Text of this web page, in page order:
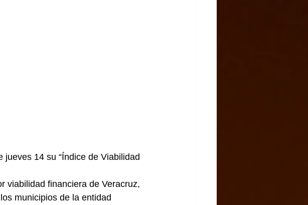
14 su “Índice de Viabilidad
viabilidad financiera de Veracruz,
municipios de la entidad